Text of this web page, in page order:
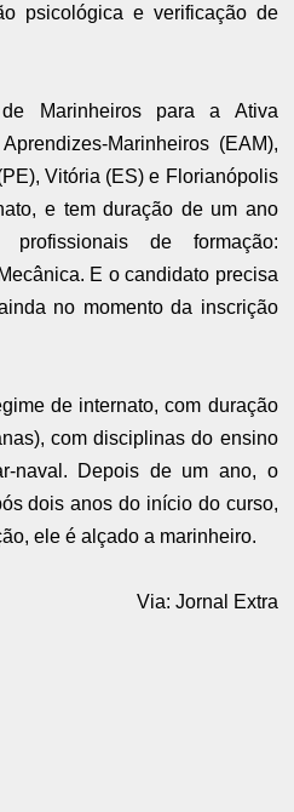
psicológica e verificação de
Marinheiros para a Ativa
Marinheiros (EAM),
Vitória (ES) e Florianópolis
e tem duração de um ano
de formação:
E o candidato precisa
no momento da inscrição
de internato, com duração
com disciplinas do ensino
naval. Depois de um ano, o
dois anos do início do curso,
ele é alçado a marinheiro.
Via: Jornal Extra